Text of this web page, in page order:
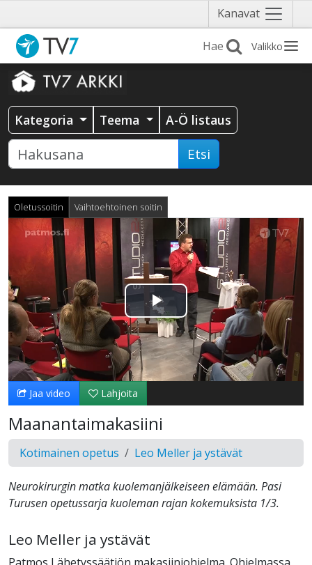
Kanavat Näytä
valikko
Valikko
Kategoria Teema A-Ö listaus
Etsi
Oletussoitin Vaihtoehtoinen soitin
Toista
Video
Jaa video Lahjoita
Maanantaimakasiini
Kotimainen opetus Leo Meller ja ystävät
Neurokirurgin matka kuolemanjälkeiseen elämään. Pasi
Turusen opetussarja kuoleman rajan kokemuksista 1/3.
Leo Meller ja ystävät